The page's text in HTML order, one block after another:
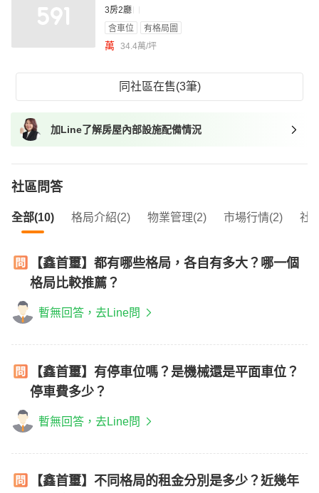
3房2廳
含車位
有格局圖
萬 34.4萬/坪
同社區在售(3筆)
加Line了解房屋內部設施配備情況
社區問答
全部(10) 格局介紹(2) 物業管理(2) 市場行情(2) 社
【鑫首璽】都有哪些格局，各自有多大？哪一個
格局比較推薦？
暫無回答，去Line問
【鑫首璽】有停車位嗎？是機械還是平面車位？
停車費多少？
暫無回答，去Line問
【鑫首璽】不同格局的租金分別是多少？近幾年